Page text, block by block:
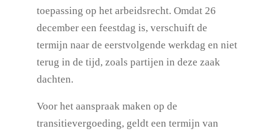
toepassing op het arbeidsrecht. Omdat 26
december een feestdag is, verschuift de
termijn naar de eerstvolgende werkdag en niet
terug in de tijd, zoals partijen in deze zaak
dachten.
Voor het aanspraak maken op de
transitievergoeding, geldt een termijn van